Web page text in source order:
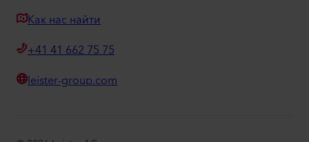
Как нас найти
+41 41 662 75 75
leister-group.com